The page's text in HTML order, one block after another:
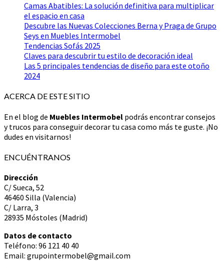
Camas Abatibles: La solución definitiva para multiplicar
el espacio en casa
Descubre las Nuevas Colecciones Berna y Praga de Grupo
Seys en Muebles Intermobel
Tendencias Sofás 2025
Claves para descubrir tu estilo de decoración ideal
Las 5 principales tendencias de diseño para este otoño
2024
ACERCA DE ESTE SITIO
En el blog de Muebles Intermobel podrás encontrar consejos
y trucos para conseguir decorar tu casa como más te guste. ¡No
dudes en visitarnos!
ENCUÉNTRANOS
Dirección
C/ Sueca, 52
46460 Silla (Valencia)
C/ Larra, 3
28935 Móstoles (Madrid)
Datos de contacto
Teléfono: 96 121 40 40
Email: grupointermobel@gmail.com